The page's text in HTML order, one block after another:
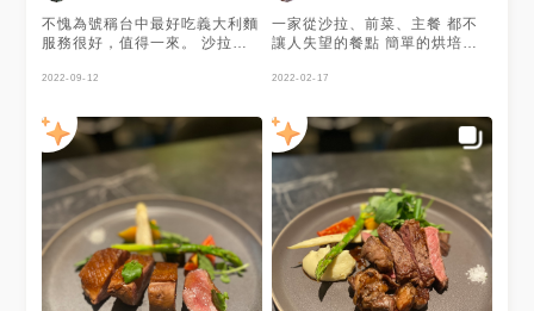
不愧為號稱台中最好吃義大利麵
服務很好，值得一來。 沙拉很
2022-09-12
一家從沙拉、前菜、主餐 都不
讓人失望的餐點 簡單的烘培方
2022-02-17